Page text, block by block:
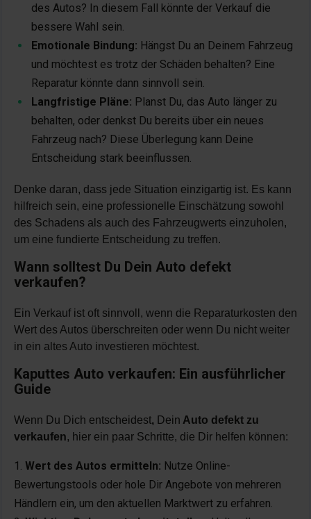
des Autos? In diesem Fall könnte der Verkauf die
bessere Wahl sein.
Emotionale Bindung: Hängst Du an Deinem Fahrzeug
und möchtest es trotz der Schäden behalten? Eine
Reparatur könnte dann sinnvoll sein.
Langfristige Pläne: Planst Du, das Auto länger zu
behalten, oder denkst Du bereits über ein neues
Fahrzeug nach? Diese Überlegung kann Deine
Entscheidung stark beeinflussen.
Denke daran, dass jede Situation einzigartig ist. Es kann
hilfreich sein, eine professionelle Einschätzung sowohl
des Schadens als auch des Fahrzeugwerts einzuholen,
um eine fundierte Entscheidung zu treffen.
Wann solltest Du Dein Auto defekt
verkaufen?
Ein Verkauf ist oft sinnvoll, wenn die Reparaturkosten den
Wert des Autos überschreiten oder wenn Du nicht weiter
in ein altes Auto investieren möchtest.
Kaputtes Auto verkaufen: Ein ausführlicher
Guide
Wenn Du Dich entscheidest, Dein Auto defekt zu
verkaufen, hier ein paar Schritte, die Dir helfen können:
Wert des Autos ermitteln: Nutze Online-
Bewertungstools oder hole Dir Angebote von mehreren
Händlern ein, um den aktuellen Marktwert zu erfahren.